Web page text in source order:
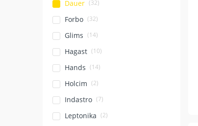
Dauer (32)
Forbo (32)
Glims (14)
Hagast (10)
Hands (14)
Holcim (2)
Indastro (7)
Leptonika (2)